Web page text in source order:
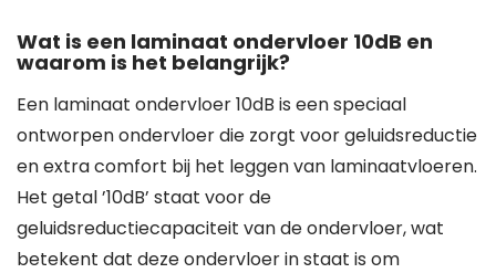
Wat is een laminaat ondervloer 10dB en
waarom is het belangrijk?
Een laminaat ondervloer 10dB is een speciaal
ontworpen ondervloer die zorgt voor geluidsreductie
en extra comfort bij het leggen van laminaatvloeren.
Het getal ’10dB’ staat voor de
geluidsreductiecapaciteit van de ondervloer, wat
betekent dat deze ondervloer in staat is om